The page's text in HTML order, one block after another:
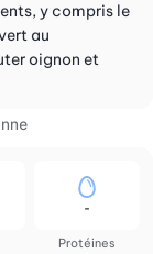
y compris le
au
oignon et
Protéines
-